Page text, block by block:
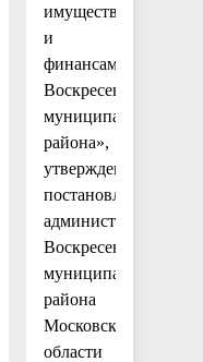
имуществом
и
финансами
Воскресенского
муниципального
района»,
утвержденную
постановлением
администрации
Воскресенского
муниципального
района
Московской
области